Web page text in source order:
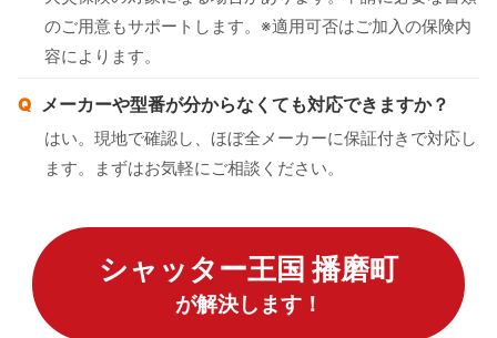
のご用意もサポートします。※適用可否はご加入の保険内
容によります。
メーカーや型番が分からなくても対応できますか？
はい。現地で確認し、ほぼ全メーカーに保証付きで対応し
ます。まずはお気軽にご相談ください。
シャッター王国 播磨町
が解決します！